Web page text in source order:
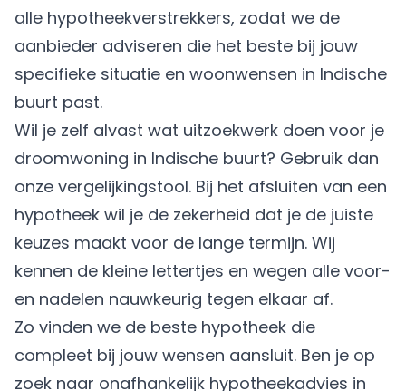
alle hypotheekverstrekkers, zodat we de
aanbieder adviseren die het beste bij jouw
specifieke situatie en woonwensen in Indische
buurt past.
Wil je zelf alvast wat uitzoekwerk doen voor je
droomwoning in Indische buurt? Gebruik dan
onze vergelijkingstool. Bij het afsluiten van een
hypotheek wil je de zekerheid dat je de juiste
keuzes maakt voor de lange termijn. Wij
kennen de kleine lettertjes en wegen alle voor-
en nadelen nauwkeurig tegen elkaar af.
Zo vinden we de beste hypotheek die
compleet bij jouw wensen aansluit. Ben je op
zoek naar onafhankelijk hypotheekadvies in